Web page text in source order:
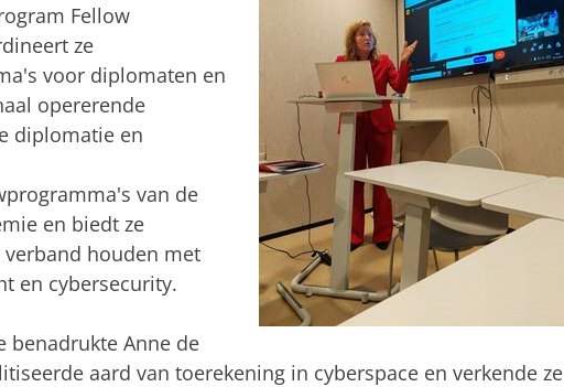
Fellow
ze
voor diplomaten en
opererende
diplomatie en
van de
en biedt ze
houden met
en cybersecurity.
benadrukte Anne de
aard van toerekening in cyberspace en verkende ze